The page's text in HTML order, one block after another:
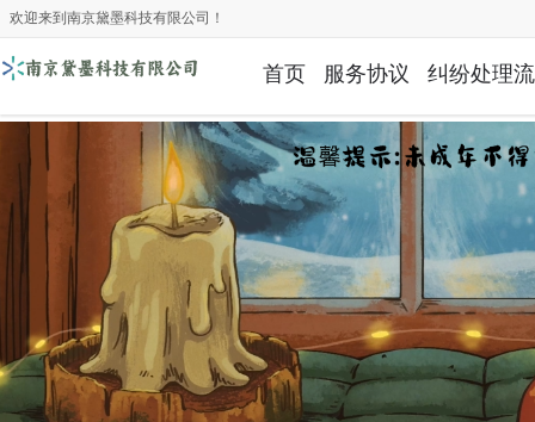
欢迎来到南京黛墨科技有限公司！
首页 服务协议 纠纷处理